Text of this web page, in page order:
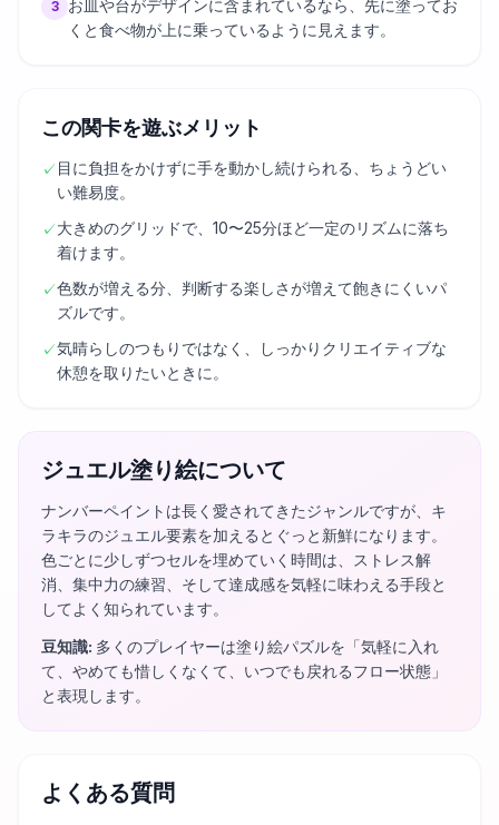
3
お皿や台がデザインに含まれているなら、先に塗ってお
くと食べ物が上に乗っているように見えます。
この関卡を遊ぶメリット
✓ 目に負担をかけずに手を動かし続けられる、ちょうどい
い難易度。
✓大きめのグリッドで、10〜25分ほど一定のリズムに落ち
着けます。
✓色数が増える分、判断する楽しさが増えて飽きにくいパ
ズルです。
✓気晴らしのつもりではなく、しっかりクリエイティブな
休憩を取りたいときに。
ジュエル塗り絵について
ナンバーペイントは長く愛されてきたジャンルですが、キ
ラキラのジュエル要素を加えるとぐっと新鮮になります。
色ごとに少しずつセルを埋めていく時間は、ストレス解
消、集中力の練習、そして達成感を気軽に味わえる手段と
してよく知られています。
豆知識: 多くのプレイヤーは塗り絵パズルを「気軽に入れ
て、やめても惜しくなくて、いつでも戻れるフロー状態」
と表現します。
よくある質問